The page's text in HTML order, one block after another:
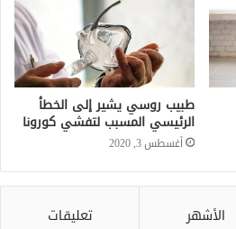
طبيب روسي يشير إلى الخطأ
الرئيسي المسبب لتفشي كورونا
أغسطس 3, 2020
الأشهر تعليقات